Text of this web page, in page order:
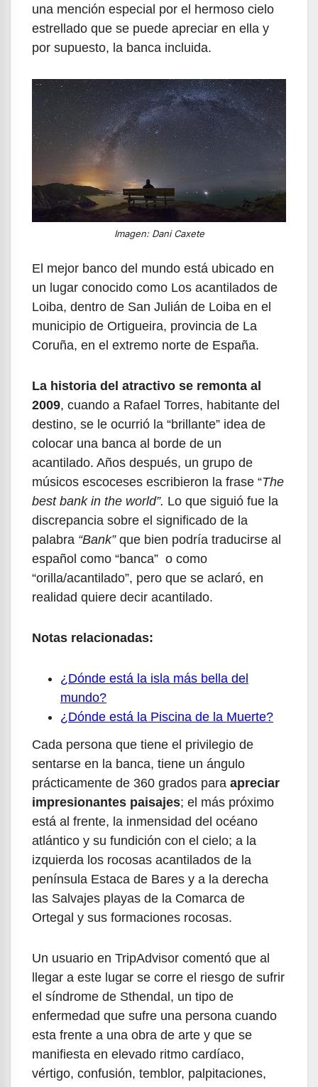
una mención especial por el hermoso cielo
estrellado que se puede apreciar en ella y
por supuesto, la banca incluida.
Imagen: Dani Caxete
El mejor banco del mundo está ubicado en
un lugar conocido como Los acantilados de
Loiba, dentro de San Julián de Loiba en el
municipio de Ortigueira, provincia de La
Coruña, en el extremo norte de España.
La historia del atractivo se remonta al
2009, cuando a Rafael Torres, habitante del
destino, se le ocurrió la “brillante” idea de
colocar una banca al borde de un
acantilado. Años después, un grupo de
músicos escoceses escribieron la frase “The
best bank in the world”. Lo que siguió fue la
discrepancia sobre el significado de la
palabra “Bank”que bien podría traducirse al
español como “banca” o como
“orilla/acantilado”, pero que se aclaró, en
realidad quiere decir acantilado.
Notas relacionadas:
¿Dónde está la isla más bella del
mundo?
¿Dónde está la Piscina de la Muerte?
Cada persona que tiene el privilegio de
sentarse en la banca, tiene un ángulo
prácticamente de 360 grados para apreciar
impresionantes paisajes; el más próximo
está al frente, la inmensidad del océano
atlántico y su fundición con el cielo; a la
izquierda los rocosas acantilados de la
península Estaca de Bares y a la derecha
las Salvajes playas de la Comarca de
Ortegal y sus formaciones rocosas.
Un usuario en TripAdvisor comentó que al
llegar a este lugar se corre el riesgo de sufrir
el síndrome de Sthendal, un tipo de
enfermedad que sufre una persona cuando
esta frente a una obra de arte y que se
manifiesta en elevado ritmo cardíaco,
vértigo, confusión, temblor, palpitaciones,